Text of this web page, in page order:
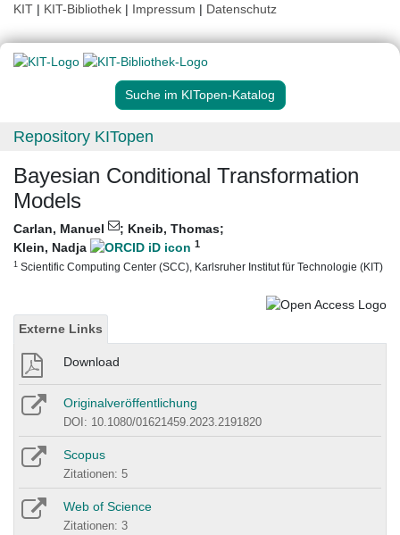
KIT | KIT-Bibliothek | Impressum | Datenschutz
Suche im KITopen-Katalog
Repository KITopen
Bayesian Conditional Transformation
Models
Carlan, Manuel ; Kneib, Thomas;
Klein, Nadja
1
1 Scientific Computing Center (SCC), Karlsruher Institut für Technologie (KIT)
Externe Links
Download
Originalveröffentlichung
DOI: 10.1080/01621459.2023.2191820
Scopus
Zitationen: 5
Web of Science
Zitationen: 3